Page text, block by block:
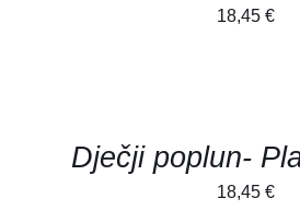
18,45 €
DETALJI
Dječji poplun-
18,45 €